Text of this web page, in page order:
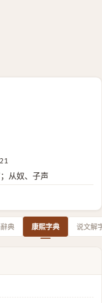
从奴、子声
典 康熙字典 说文解